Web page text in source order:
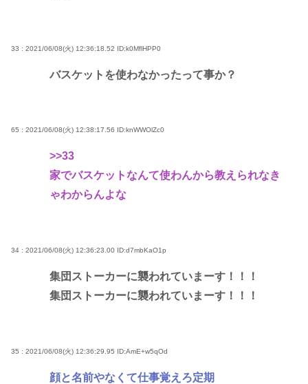
33 : 2021/06/08(火) 12:36:18.52 ID:k0MflHPP0
バスケットを使わなかったって事か？
65 : 2021/06/08(火) 12:38:17.56 ID:knWWOlZc0
>>33
家でバスケットなんて使わんから教えられなき
ゃわからんよな
34 : 2021/06/08(火) 12:36:23.00 ID:d7mbKaO1p
集団ストーカーに襲われていまーす！！！
集団ストーカーに襲われていまーす！！！
35 : 2021/06/08(火) 12:36:29.95 ID:AmE+w5qOd
顔と名前やなくて仕事覚えろ定期